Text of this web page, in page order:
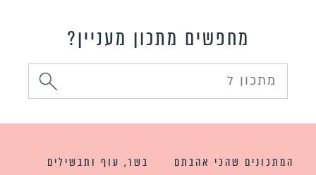
מחפשים מתכון מעניין?
המתכונים שהכי אהבתם בשר, עוף ותבשילים